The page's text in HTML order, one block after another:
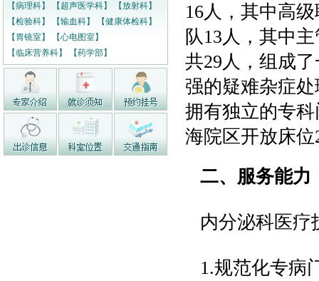
【病理科】 【超声医学科】
【放射科】
【检验科】
【输血科】
【健康体检科】
【胃镜室】
【心电图室】
【临床营养科】
【药学部】
16人，其中高
队13人，其中
共29人，组成
强的疑难杂症
拥有独立的专
海院区开放床
二、服务能力
内分泌科医疗
1.规范化专病